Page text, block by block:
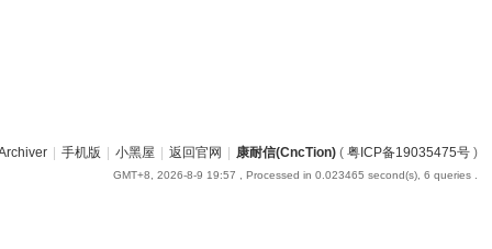
| 手机版 | 小黑屋 | 返回官网 | 康耐信(CncTion)( 粤ICP备19035475号)
GMT+8, 2026-8-9 19:57 , Processed in 0.023465 second(s), 6 queries .